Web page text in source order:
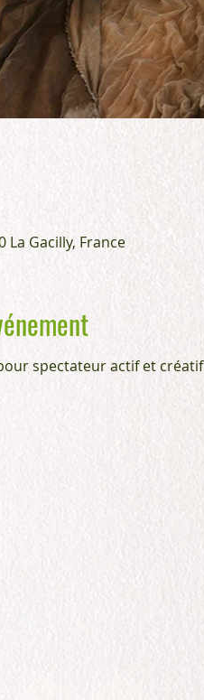
La Gacilly, France
spectateur actif et créatif